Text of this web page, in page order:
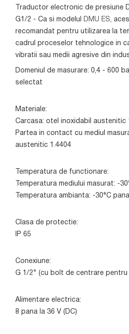
Traductor electronic de presiune
G1/2 - Ca si modelul
DMU ES,
recomandat pentru utilizarea la
cadrul proceselor tehnologice in
vibratii sau medii agresive din
Domeniul de masurare: 0,4 - 600
selectat
Materiale:
Carcasa: otel inoxidabil austenitic
Partea in contact cu mediul
austenitic 1.4404
Temperatura de functionare:
Temperatura mediului masurat: -
Temperatura ambianta: -30°C
Clasa de protectie:
IP 65
Conexiune:
G 1/2" (cu bolt de centrare
Alimentare electrica:
8 pana la 36 V (DC)